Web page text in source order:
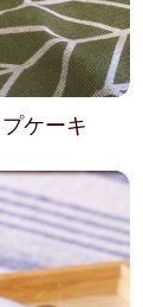
ケーキ